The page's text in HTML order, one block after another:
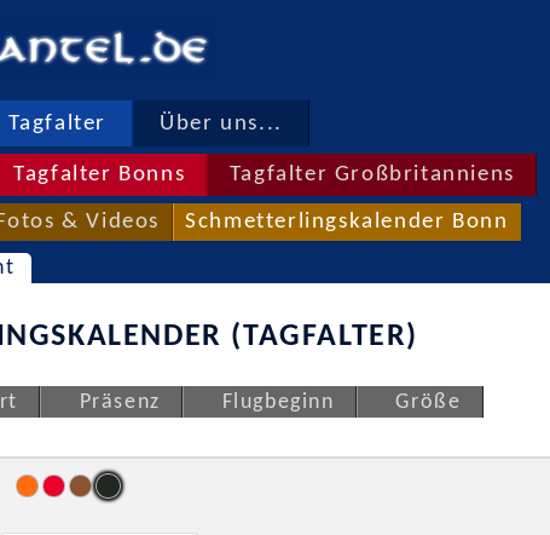
Tagfalter Über uns...
Tagfalter Bonns Tagfalter Großbritanniens
Fotos & Videos Schmetterlingskalender Bonn
(TAGFALTER)
Präsenz Flugbeginn Größe